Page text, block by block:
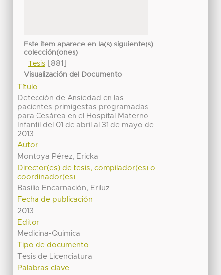
Este ítem aparece en la(s) siguiente(s)
colección(ones)
Tesis[881]
Visualización del Documento
Título
Detección de Ansiedad en las
pacientes primigestas programadas
para Cesárea en el Hospital Materno
Infantil del 01 de abril al 31 de mayo de
2013
Autor
Montoya Pérez, Ericka
Director(es) de tesis, compilador(es) o
coordinador(es)
Basilio Encarnación, Eriluz
Fecha de publicación
2013
Editor
Medicina-Quimica
Tipo de documento
Tesis de Licenciatura
Palabras clave